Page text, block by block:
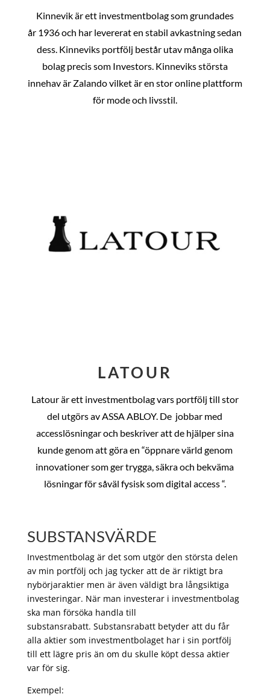
Kinnevik är ett investmentbolag som grundades
år 1936 och har levererat en stabil avkastning sedan
dess. Kinneviks portfölj består utav många olika
bolag precis som Investors. Kinneviks största
innehav är Zalando vilket är en stor online plattform
för mode och livsstil.
LATOUR
Latour är ett investmentbolag vars portfölj till stor
del utgörs av ASSA ABLOY. De jobbar med
accesslösningar och beskriver att de hjälper sina
kunde genom att göra en “öppnare värld genom
innovationer som ger trygga, säkra och bekväma
lösningar för såväl fysisk som digital access “.
SUBSTANSVÄRDE
Investmentbolag är det som utgör den största delen
av min portfölj och jag tycker att de är riktigt bra
nybörjaraktier men är även väldigt bra långsiktiga
investeringar. När man investerar i investmentbolag
ska man försöka handla till
substansrabatt. Substansrabatt betyder att du får
alla aktier som investmentbolaget har i sin portfölj
till ett lägre pris än om du skulle köpt dessa aktier
var för sig.
Exempel: